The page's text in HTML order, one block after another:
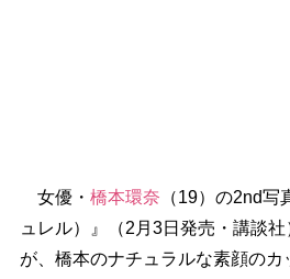
女優・ 橋本環奈 （19）の2nd
ュレル）』（2月3日発売・講談
が、橋本のナチュラルな素顔の